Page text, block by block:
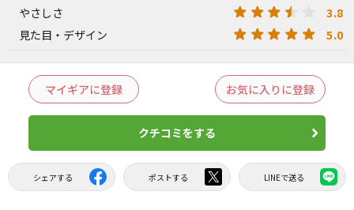
やさしさ 3.8
見た目・デザイン 5.0
マイギアに登録 お気に入りに登録
クチコミをする
シェアする ポストする LINEで送る